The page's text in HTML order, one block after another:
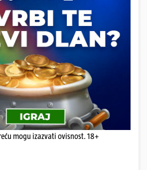
mogu izazvati ovisnost. 18+